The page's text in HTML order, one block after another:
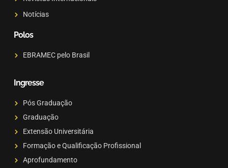
Notícias
Polos
EBRAMEC pelo Brasil
Ingresse
Pós Graduação
Graduação
Extensão Universitária
Formação e Qualificação Profissional
Aprofundamento